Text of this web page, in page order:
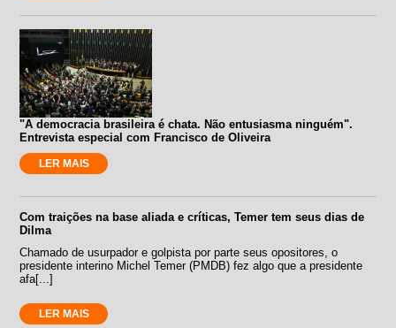
"A democracia brasileira é chata. Não entusiasma ninguém".
Entrevista especial com Francisco de Oliveira
LER MAIS
Com traições na base aliada e críticas, Temer tem seus dias de
Dilma
Chamado de usurpador e golpista por parte seus opositores, o
presidente interino Michel Temer (PMDB) fez algo que a presidente
afa[...]
LER MAIS